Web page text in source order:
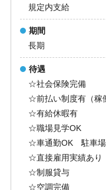
規定内支給
期間
長期
待遇
☆社会保険完備
☆前払い制度有（稼
☆有給休暇有
☆職場見学OK
☆車通勤OK 駐車場
☆直接雇用実績あり
☆制服貸与
☆空調完備